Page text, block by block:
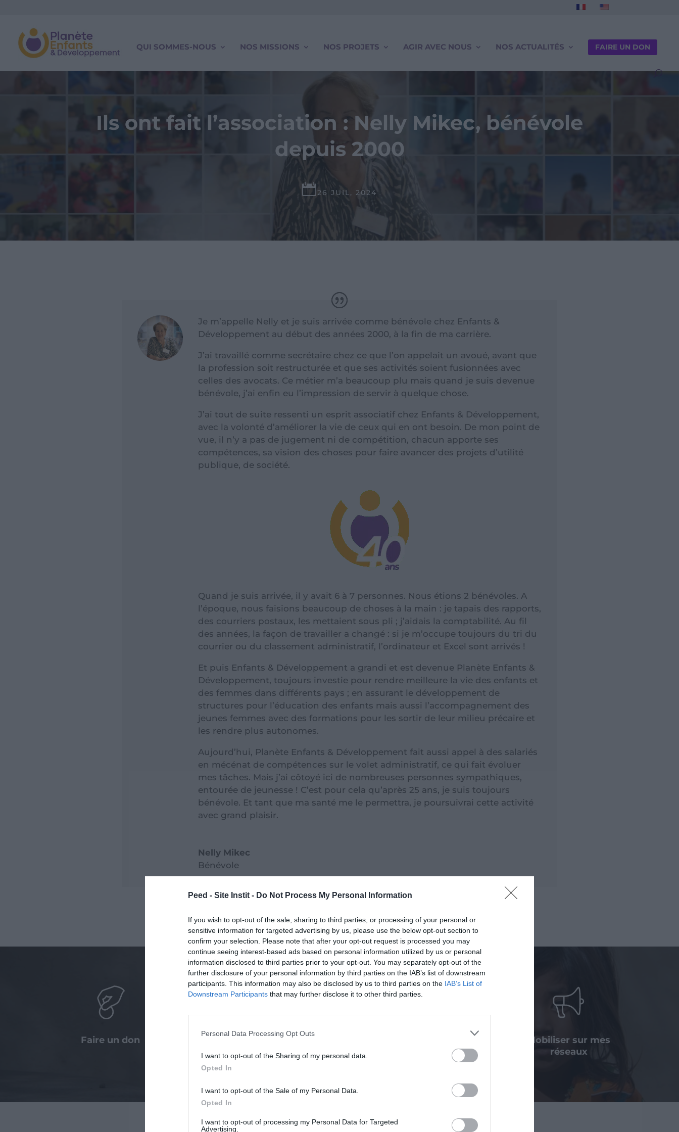
Peed - Site Instit - Do Not Process My Personal Information
If you wish to opt-out of the sale, sharing to third parties, or processing of your personal or
sensitive information for targeted advertising by us, please use the below opt-out section to
confirm your selection. Please note that after your opt-out request is processed you may
continue seeing interest-based ads based on personal information utilized by us or personal
information disclosed to third parties prior to your opt-out. You may separately opt-out of the
further disclosure of your personal information by third parties on the IAB’s list of downstream
participants. This information may also be disclosed by us to third parties on the IAB’s List of
Downstream Participants that may further disclose it to other third parties.
Personal Data Processing Opt Outs
I want to opt-out of the Sharing of my personal data.
Opted In
I want to opt-out of the Sale of my Personal Data.
Opted In
I want to opt-out of processing my Personal Data for Targeted
Advertising.
QUI SOMMES-NOUS NOS MISSIONS NOS PROJETS AGIR AVEC NOUS NOS ACTUALITÉS FAIRE UN DON
Ils ont fait l’association : Nelly Mikec, bénévole
depuis 2000
 26 JUIL, 2024
Je m’appelle Nelly et je suis arrivée comme bénévole chez Enfants &
Développement au début des années 2000, à la fin de ma carrière.
J’ai travaillé comme secrétaire chez ce que l’on appelait un avoué, avant que
la profession soit restructurée et que ses activités soient fusionnées avec
celles des avocats. Ce métier m’a beaucoup plu mais quand je suis devenue
bénévole, j’ai enfin eu l’impression de servir à quelque chose.
J’ai tout de suite ressenti un esprit associatif chez Enfants & Développement,
avec la volonté d’améliorer la vie de ceux qui en ont besoin. De mon point de
vue, il n’y a pas de jugement ni de compétition, chacun apporte ses
compétences, sa vision des choses pour faire avancer des projets d’utilité
publique, de société.
Quand je suis arrivée, il y avait 6 à 7 personnes. Nous étions 2 bénévoles. A
l’époque, nous faisions beaucoup de choses à la main : je tapais des rapports,
des courriers postaux, les mettaient sous pli ; j’aidais la comptabilité. Au fil
des années, la façon de travailler a changé : si je m’occupe toujours du tri du
courrier ou du classement administratif, l’ordinateur et Excel sont arrivés !
Et puis Enfants & Développement a grandi et est devenue Planète Enfants &
Développement, toujours investie pour rendre meilleure la vie des enfants et
des femmes dans différents pays ; en assurant le développement de
structures pour l’éducation des enfants mais aussi l’accompagnement des
jeunes femmes avec des formations pour les sortir de leur milieu précaire et
les rendre plus autonomes.
Aujourd’hui, Planète Enfants & Développement fait aussi appel à des salariés
en mécénat de compétences sur le volet administratif, ce qui fait évoluer
mes tâches. Mais j’ai côtoyé ici de nombreuses personnes sympathiques,
entourée de jeunesse ! C’est pour cela qu’après 25 ans, je suis toujours
bénévole. Et tant que ma santé me le permettra, je poursuivrai cette activité
avec grand plaisir.
Nelly Mikec
Bénévole
Faire un don
entreprise
donation
Mobiliser sur mes
réseaux